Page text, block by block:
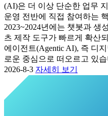
(AI)은 더 이상 단순한 업무
운영 전반에 직접 참여하는
2023~2024년에는 챗봇과 생
츠 제작 도구가 빠르게 확산
에이전트(Agentic AI), 즉 디
로운 중심으로 떠오르고 있
2026-8-3 자세히 보기